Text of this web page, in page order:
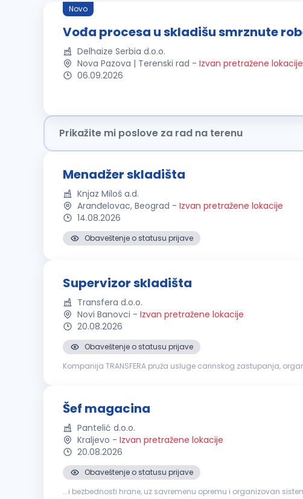
Novo
Vođa procesa u skladišu smrznute
Delhaize Serbia d.o.o.
Nova Pazova | Terenski rad - Izvan pretražene lokacije
06.09.2026
Prikažite mi poslove za rad na terenu
Menadžer skladišta
Knjaz Miloš a.d.
Aranđelovac, Beograd - Izvan pretražene lokacije
14.08.2026
Obaveštenje o statusu prijave
Supervizor skladišta
Transfera d.o.o.
Novi Banovci - Izvan pretražene lokacije
20.08.2026
Obaveštenje o statusu prijave
Kompanija TRANSFERA pruža usluge carinskog zastupanja,
Šef magacina
Pantelić d.o.o.
Kraljevo - Izvan pretražene lokacije
20.08.2026
Obaveštenje o statusu prijave
...i bezbednosti hrane, uz savremenu opremu i organizovan